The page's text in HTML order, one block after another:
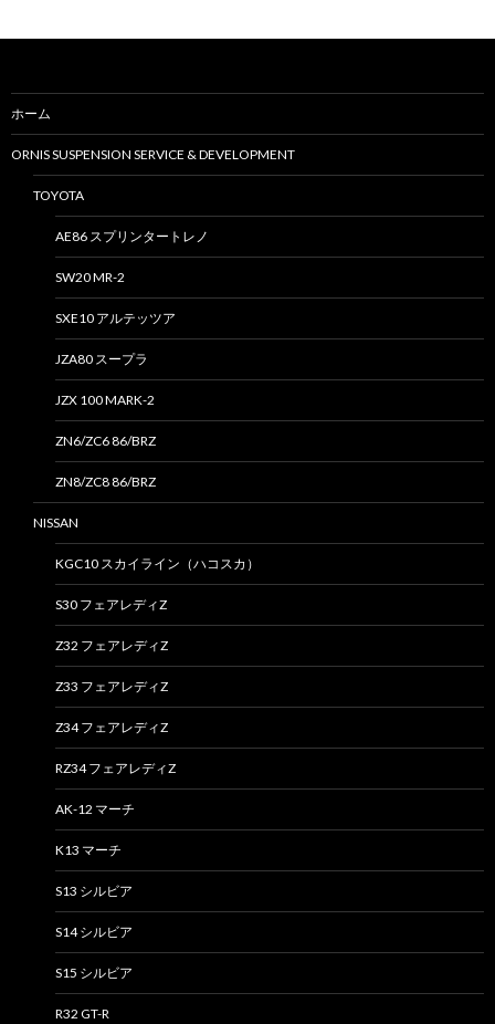
ホーム
ORNIS SUSPENSION SERVICE & DEVELOPMENT
TOYOTA
AE86 スプリンタートレノ
SW20 MR-2
SXE10 アルテッツア
JZA80 スープラ
JZX 100 MARK-2
ZN6/ZC6 86/BRZ
ZN8/ZC8 86/BRZ
NISSAN
KGC10 スカイライン（ハコスカ）
S30 フェアレディZ
Z32 フェアレディZ
Z33 フェアレディZ
Z34 フェアレディZ
RZ34 フェアレディZ
AK-12 マーチ
K13 マーチ
S13 シルビア
S14 シルビア
S15 シルビア
R32 GT-R